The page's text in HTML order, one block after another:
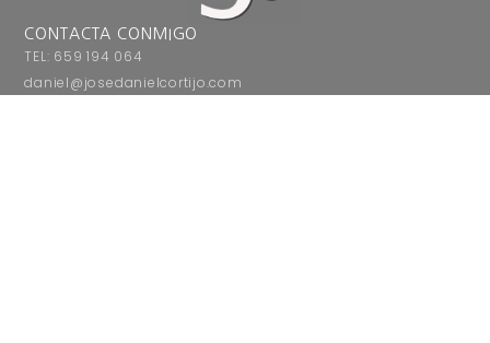
CONTACTA CONMIGO
TEL: 659 194 064
daniel@josedanielcortijo.com